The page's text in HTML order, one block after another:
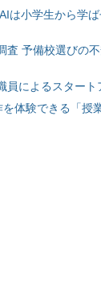
は小学生から学
査 予備校選びの
によるスタート
体験できる「授